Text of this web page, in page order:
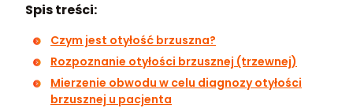
Spis treści:
Czym jest otyłość brzuszna?
Rozpoznanie otyłości brzusznej (trzewnej)
Mierzenie obwodu w celu diagnozy otyłości
brzusznej u pacjenta